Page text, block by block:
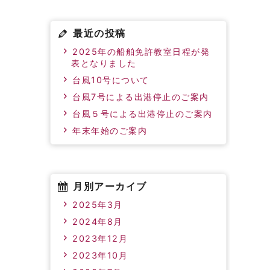
最近の投稿
2025年の船舶免許教室日程が発
表となりました
台風10号について
台風7号による出港停止のご案内
台風５号による出港停止のご案内
年末年始のご案内
月別アーカイブ
2025年3月
2024年8月
2023年12月
2023年10月